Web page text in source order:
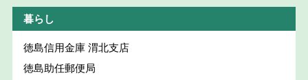
暮らし
徳島信用金庫 渭北支店
徳島助任郵便局